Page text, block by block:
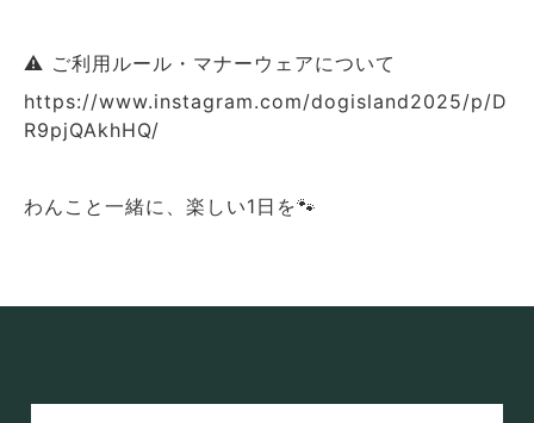
⚠️ ご利用ルール・マナーウェアについて
https://www.instagram.com/dogisland2025/p/D
R9pjQAkhHQ/
わんこと一緒に、楽しい1日を🐾